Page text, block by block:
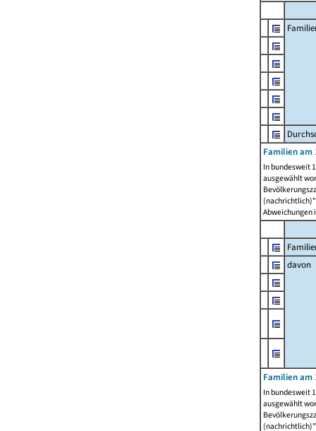
Familien am
In bundesweit
ausgewählt
Abweichungen
davon
Familien am
In bundesweit
ausgewählt